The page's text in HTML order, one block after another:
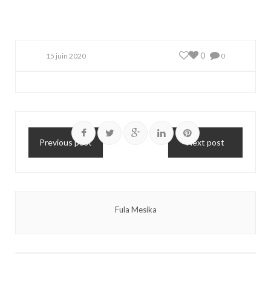
15 juin 2020 0
0
Previous post Next post
Fula Mesika